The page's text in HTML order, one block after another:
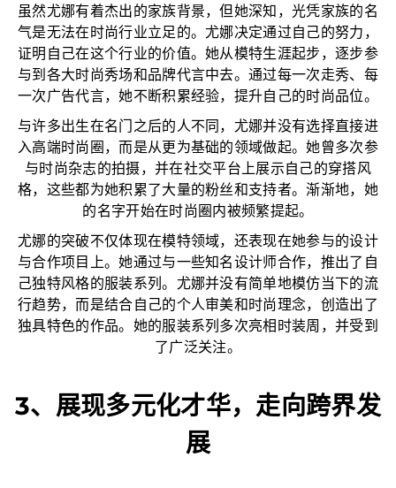
虽然尤娜有着杰出的家族背景，但她深知，光凭家族的名
气是无法在时尚行业立足的。尤娜决定通过自己的努力，
证明自己在这个行业的价值。她从模特生涯起步，逐步参
与到各大时尚秀场和品牌代言中去。通过每一次走秀、每
一次广告代言，她不断积累经验，提升自己的时尚品位。
与许多出生在名门之后的人不同，尤娜并没有选择直接进
入高端时尚圈，而是从更为基础的领域做起。她曾多次参
与时尚杂志的拍摄，并在社交平台上展示自己的穿搭风
格，这些都为她积累了大量的粉丝和支持者。渐渐地，她
的名字开始在时尚圈内被频繁提起。
尤娜的突破不仅体现在模特领域，还表现在她参与的设计
与合作项目上。她通过与一些知名设计师合作，推出了自
己独特风格的服装系列。尤娜并没有简单地模仿当下的流
行趋势，而是结合自己的个人审美和时尚理念，创造出了
独具特色的作品。她的服装系列多次亮相时装周，并受到
了广泛关注。
3、展现多元化才华，走向跨界发
展